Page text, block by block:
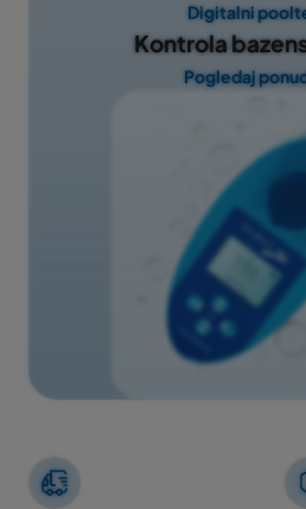
Digitalni
Kontrola
Pogledaj